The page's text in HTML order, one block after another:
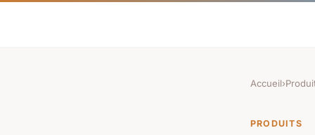
Accueil›
PRODUITS